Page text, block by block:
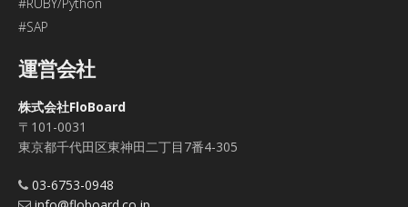
#SAP
運営会社
株式会社FloBoard
〒101-0031
東京都千代田区東神田二丁目7番4-305
03-6753-0948